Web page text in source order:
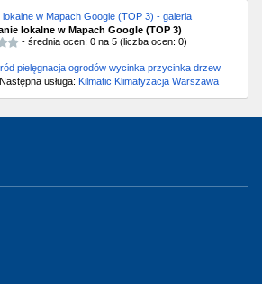
lokalne w Mapach Google (TOP 3) - galeria
lokalne w Mapach Google (TOP 3)
- średnia ocen: 0 na 5 (liczba ocen: 0)
pielęgnacja ogrodów wycinka przycinka drzew
usługa: Kilmatic Klimatyzacja Warszawa